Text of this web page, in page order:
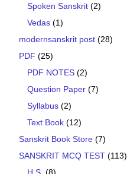
Spoken Sanskrit (2)
Vedas (1)
modernsanskrit post (28)
PDF (25)
PDF NOTES (2)
Question Paper (7)
Syllabus (2)
Text Book (12)
Sanskrit Book Store (7)
SANSKRIT MCQ TEST (113)